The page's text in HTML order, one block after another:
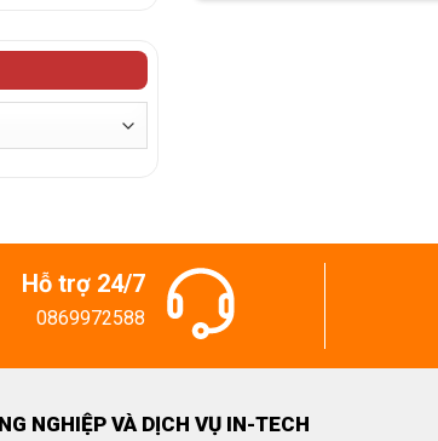
Hỗ trợ 24/7
0869972588
NGHIỆP VÀ DỊCH VỤ IN-TECH